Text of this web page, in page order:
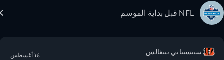
NFL قبل بداية الموسم
سينسيناتي بينغالس